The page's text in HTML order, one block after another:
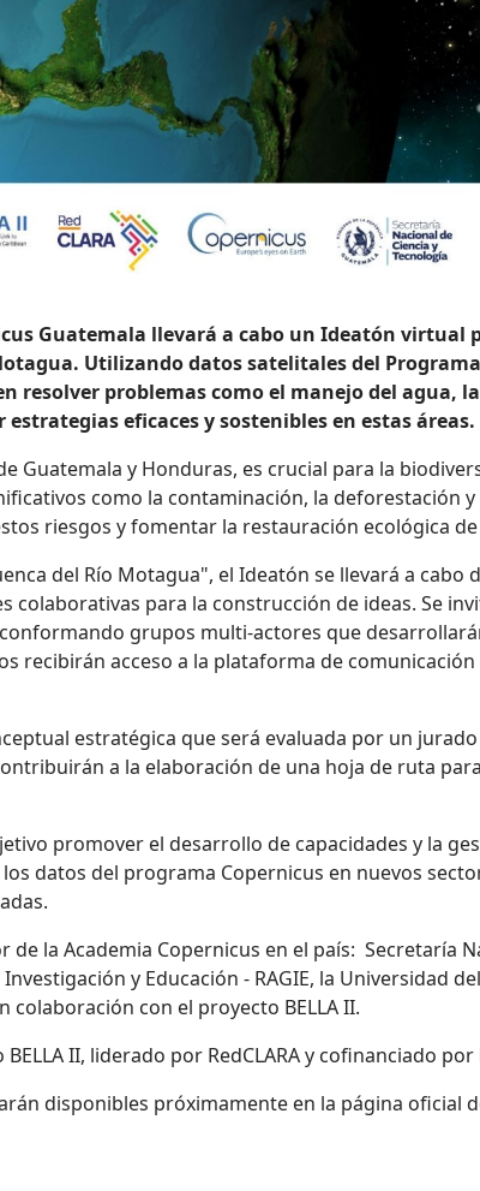
Guatemala llevará a cabo un Ideatón virtual
Utilizando datos satelitales del
resolver problemas como el manejo del agua,
eficaces y sostenibles en estas áreas.
Guatemala y Honduras, es crucial para la
como la contaminación, la deforestación
riesgos y fomentar la restauración ecológica de
del Río Motagua", el Ideatón se llevará a
colaborativas para la construcción de ideas. Se
grupos multi-actores que
recibirán acceso a la plataforma de
estratégica que será evaluada por un
a la elaboración de una hoja de ruta
promover el desarrollo de capacidades y la
datos del programa Copernicus en nuevos
la Academia Copernicus en el país: Secretaría
y Educación - RAGIE, la Universidad
colaboración con el proyecto BELLA II.
II, liderado por RedCLARA y cofinanciado
disponibles próximamente en la página oficial